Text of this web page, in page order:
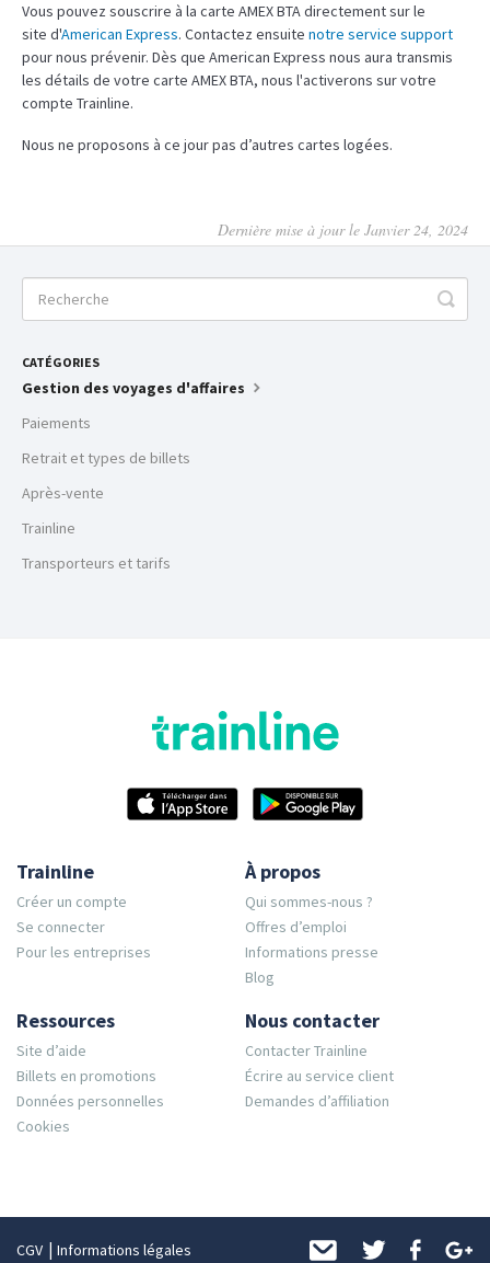
Vous pouvez souscrire à la carte AMEX BTA directement sur le
site d'American Express. Contactez ensuite notre service support
pour nous prévenir. Dès que American Express nous aura transmis
les détails de votre carte AMEX BTA, nous l'activerons sur votre
compte Trainline.
Nous ne proposons à ce jour pas d’autres cartes logées.
Dernière mise à jour le Janvier 24, 2024
CATÉGORIES
Gestion des voyages d'affaires
Paiements
Retrait et types de billets
Après-vente
Trainline
Transporteurs et tarifs
Trainline
Créer un compte
Se connecter
Pour les entreprises
À propos
Qui sommes-nous ?
Offres d’emploi
Informations presse
Blog
Ressources
Site d’aide
Billets en promotions
Données personnelles
Cookies
Nous contacter
Contacter Trainline
Écrire au service client
Demandes d’affiliation
CGV Informations légales